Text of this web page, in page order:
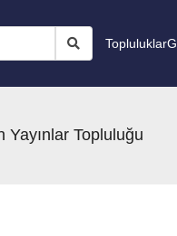
Topluluklar
Yayınlar Topluluğu